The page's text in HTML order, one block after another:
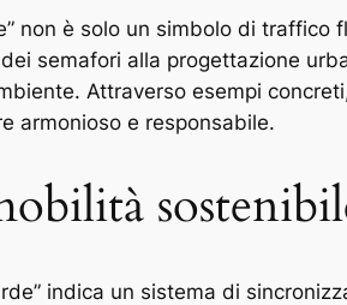
non è solo un simbolo di
semafori alla progettazione
Attraverso esempi
armonioso e responsabile.
indica un sistema di